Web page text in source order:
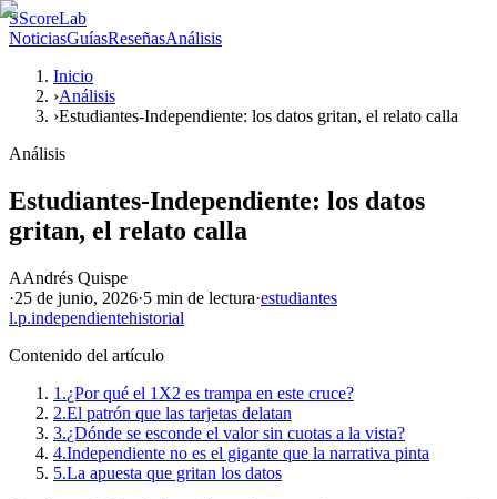
SScoreLab
NoticiasGuíasReseñasAnálisis
Inicio
›Análisis
›Estudiantes-Independiente: los datos gritan, el relato calla
Análisis
Estudiantes-Independiente: los datos
gritan, el relato calla
AAndrés Quispe
·25 de junio, 2026·5 min de lectura·estudiantes
l.p.independientehistorial
Contenido del artículo
1.¿Por qué el 1X2 es trampa en este cruce?
2.El patrón que las tarjetas delatan
3.¿Dónde se esconde el valor sin cuotas a la vista?
4.Independiente no es el gigante que la narrativa pinta
5.La apuesta que gritan los datos